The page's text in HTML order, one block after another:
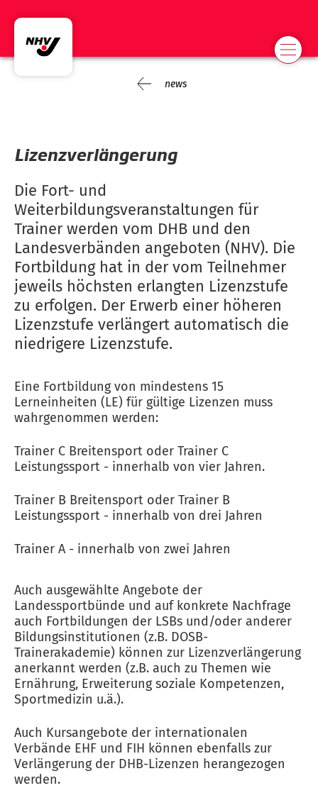
news
Lizenzverlängerung
Die Fort- und
Weiterbildungsveranstaltungen für
Trainer werden vom DHB und den
Landesverbänden angeboten (NHV). Die
Fortbildung hat in der vom Teilnehmer
jeweils höchsten erlangten Lizenzstufe
zu erfolgen. Der Erwerb einer höheren
Lizenzstufe verlängert automatisch die
niedrigere Lizenzstufe.
Eine Fortbildung von mindestens 15
Lerneinheiten (LE) für gültige Lizenzen muss
wahrgenommen werden:
Trainer C Breitensport oder Trainer C
Leistungssport - innerhalb von vier Jahren.
Trainer B Breitensport oder Trainer B
Leistungssport - innerhalb von drei Jahren
Trainer A - innerhalb von zwei Jahren
Auch ausgewählte Angebote der
Landessportbünde und auf konkrete Nachfrage
auch Fortbildungen der LSBs und/oder anderer
Bildungsinstitutionen (z.B. DOSB-
Trainerakademie) können zur Lizenzverlängerung
anerkannt werden (z.B. auch zu Themen wie
Ernährung, Erweiterung soziale Kompetenzen,
Sportmedizin u.ä.).
Auch Kursangebote der internationalen
Verbände EHF und FIH können ebenfalls zur
Verlängerung der DHB-Lizenzen herangezogen
werden.